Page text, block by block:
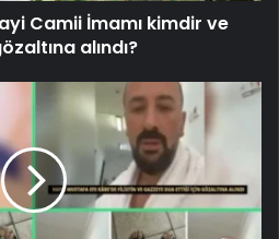
Camii İmamı kimdir ve
alındı?